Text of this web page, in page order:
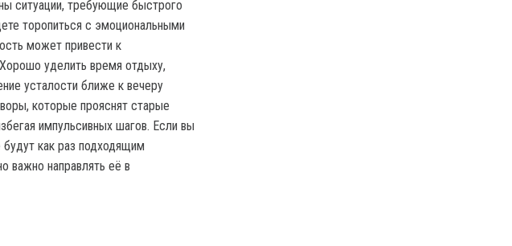
ситуации, требующие быстрого
торопиться с эмоциональными
может привести к
уделить время отдыху,
усталости ближе к вечеру
которые прояснят старые
импульсивных шагов. Если вы
как раз подходящим
важно направлять её в